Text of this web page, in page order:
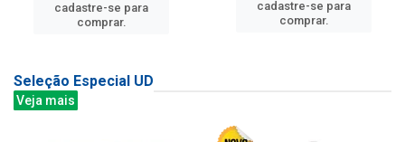
cadastre-se para
comprar.
cadastre-se para
comprar.
Seleção Especial UD
Veja mais